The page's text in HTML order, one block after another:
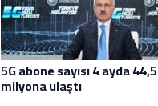
5G abone sayısı 4 ayda 44,5
milyona ulaştı